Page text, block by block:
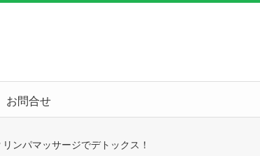
お問合せ
ンパマッサージでデトックス！